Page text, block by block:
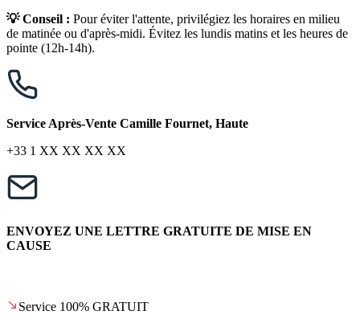
💡 Conseil : Pour éviter l'attente, privilégiez les horaires en milieu
de matinée ou d'après-midi. Évitez les lundis matins et les heures de
pointe (12h-14h).
Service Après-Vente Camille Fournet, Haute
+33 1 XX XX XX XX
ENVOYEZ UNE LETTRE GRATUITE DE MISE EN
CAUSE
Service 100% GRATUIT